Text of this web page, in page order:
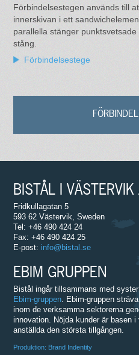
Förbindelsestegen används till
innerskivan i ett
parallella stänger
stång.
Förbindelsestege
BISTÅL I VÄSTERVIK
Fridkullagatan 5
593 62 Västervik, Sweden
Tel: +46 490 424 24
Fax: +46 490 424 25
E-post: info@bistal.se
EBIM GRUPPEN
Bistål ingår tillsammans med
Ebim-gruppen. Ebim-gruppen
inom de verksamma sektorerna
innovation. Nöjda kunder är basen
anställda den största tillgången.
Produktion: Brand Indentity